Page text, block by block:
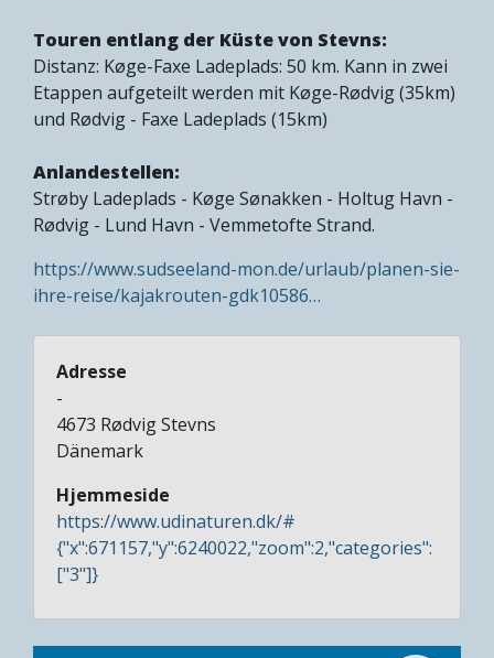
Touren entlang der Küste von Stevns:
Distanz: Køge-Faxe Ladeplads: 50 km. Kann in zwei
Etappen aufgeteilt werden mit Køge-Rødvig (35km)
und Rødvig - Faxe Ladeplads (15km)
Anlandestellen:
Strøby Ladeplads - Køge Sønakken - Holtug Havn -
Rødvig - Lund Havn - Vemmetofte Strand.
https://www.sudseeland-mon.de/urlaub/planen-sie-
ihre-reise/kajakrouten-gdk10586…
Adresse
-
4673 Rødvig Stevns
Dänemark
Hjemmeside
https://www.udinaturen.dk/#
{"x":671157,"y":6240022,"zoom":2,"categories":
["3"]}